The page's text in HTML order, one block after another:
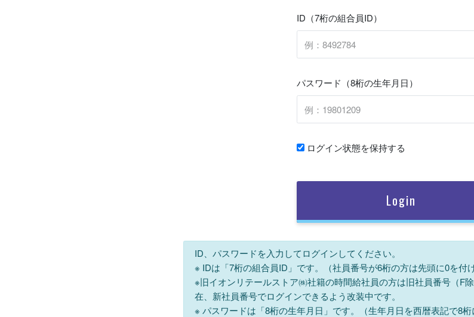
ID（7桁の組合員ID）
パスワード（8桁の生年月日）
ログイン状態を保持する
Login
ID、パスワードを入力してログインしてください。
※ IDは「7桁の組合員ID」です。（社員番号が6桁の方は先頭に0を付
※旧イオンリテールストア㈱社籍の時間給社員の方は旧社員番号（F
在、新社員番号でログインできるよう改装中です。
※ パスワードは「8桁の生年月日」です。（生年月日を西暦表記で8